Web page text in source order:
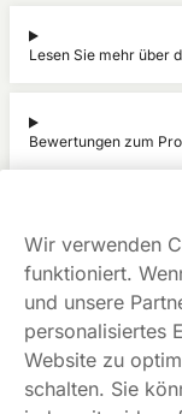
Lesen Sie mehr über
Bewertungen zum
Rechnung
Dieses
süchtig
Wir verwenden
funktioniert.
und unsere
personalisiertes
Website zu
schalten. Sie